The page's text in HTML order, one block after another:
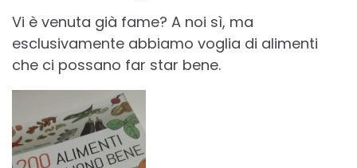
Vi è venuta già fame? A noi sì, ma
esclusivamente abbiamo voglia di alimenti
che ci possano far star bene.